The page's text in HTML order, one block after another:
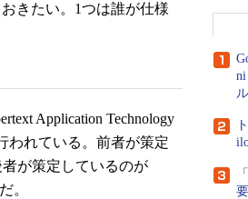
きたい。1つは誰が仕様
Application Technology
われている。前者が策定
が策定しているのが
。